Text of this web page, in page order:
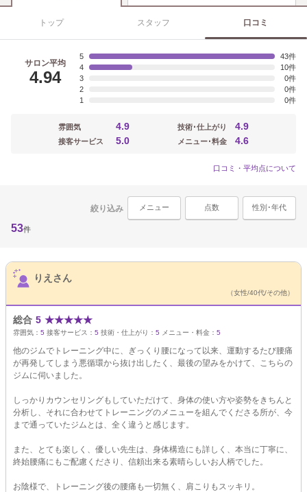
トップ スタッフ 口コミ
サロン平均
4.94
5
43
4
10
3
0
2
0
1
0
雰囲気 4.9
接客サービス 5.0
技術･仕上がり 4.9
メニュー･料金 4.6
口コミ・平均点について
絞り込み メニュー 点数 性別･年代
53件
サロンPick Up
りえさん
（女性/40代/その他）
総合 5 ★★★★★
雰囲気： 5 接客サービス： 5 技術・仕上がり： 5 メニュー・料金： 5
他のジムでトレーニング中に、ぎっくり腰になって以来、運動するたび腰痛
が再発してしまう悪循環から抜け出したく、最後の望みをかけて、こちらの
ジムに伺いました。
しっかりカウンセリングもしていただけて、身体の使い方や姿勢をきちんと
分析し、それに合わせてトレーニングのメニューを組んでくださる所が、今
まで通っていたジムとは、全く違うと感じます。
また、とても楽しく、優しい先生は、身体構造にも詳しく、本当に丁寧に、
終始腰痛にもご配慮くださり、信頼出来る素晴らしいお人柄でした。
お陰様で、トレーニング後の腰痛も一切無く、肩こりもスッキリ。